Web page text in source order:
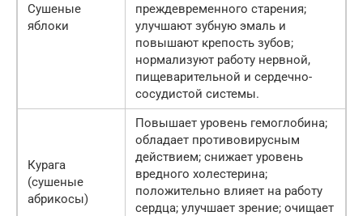
Сушеные
яблоки
преждевременного старения;
улучшают зубную эмаль и
повышают крепость зубов;
нормализуют работу нервной,
пищеварительной и сердечно-
сосудистой системы.
Курага
(сушеные
абрикосы)
Повышает уровень гемоглобина;
обладает противовирусным
действием; снижает уровень
вредного холестерина;
положительно влияет на работу
сердца; улучшает зрение; очищает